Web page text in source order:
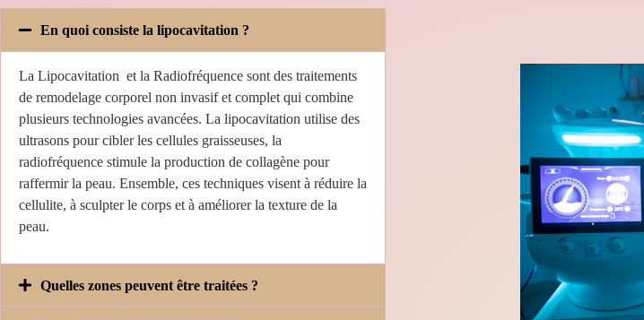
En quoi consiste la lipocavitation ?
La Lipocavitation et la Radiofréquence sont des traitements
de remodelage corporel non invasif et complet qui combine
plusieurs technologies avancées. La lipocavitation utilise des
ultrasons pour cibler les cellules graisseuses, la
radiofréquence stimule la production de collagène pour
raffermir la peau. Ensemble, ces techniques visent à réduire la
cellulite, à sculpter le corps et à améliorer la texture de la
peau.
Quelles zones peuvent être traitées ?